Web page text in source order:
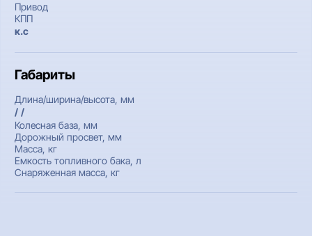
Привод
КПП
к.c
Габариты
Длина/ширина/высота, мм
/ /
Колесная база, мм
Дорожный просвет, мм
Масса, кг
Емкость топливного бака, л
Снаряженная масса, кг